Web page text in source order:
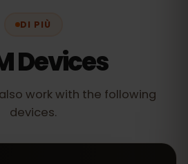
DI PIÙ
Devices
work with the following
devices.